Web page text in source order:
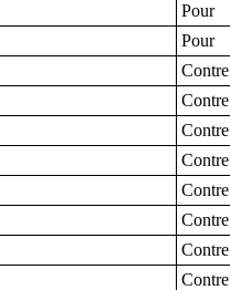
Pour
Pour
Contre
Contre
Contre
Contre
Contre
Contre
Contre
Contre